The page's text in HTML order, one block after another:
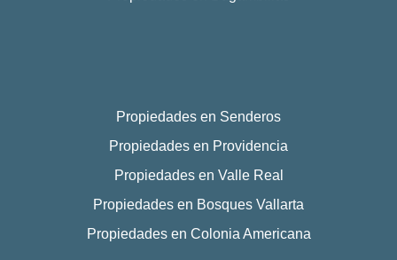
Propiedades en Senderos
Propiedades en Providencia
Propiedades en Valle Real
Propiedades en Bosques Vallarta
Propiedades en Colonia Americana